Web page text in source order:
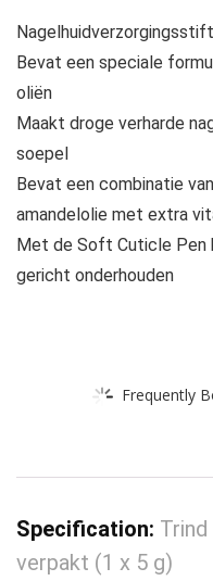
Nagelhuidverzorgingsstift
Bevat een speciale
oliën
Maakt droge verharde
soepel
Bevat een combinatie
amandelolie met extra
Met de Soft Cuticle Pen
gericht onderhouden
Frequently
Specification:
verpakt (1 x 5 g)